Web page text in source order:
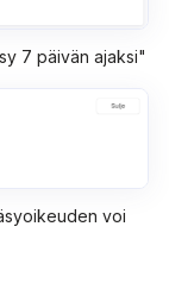
7 päivän ajaksi"
voi